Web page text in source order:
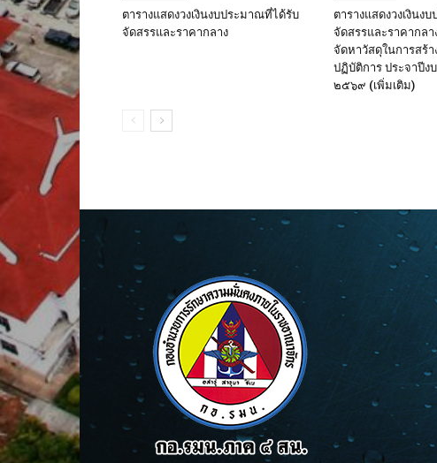
ตารางแสดงวงเงินงบประมาณที่ได้รับ
จัดสรรและราคากลาง
ตารางแสดงวงเงินง
จัดสรรและราคากลา
จัดหาวัสดุในการสร้า
ปฏิบัติการ ประจาปีง
๒๕๖๙ (เพิ่มเติม)